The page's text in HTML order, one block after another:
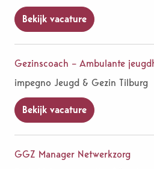
Bekijk vacature
Gezinscoach – Ambulante
impegno Jeugd & Gezin Tilburg
Bekijk vacature
GGZ Manager Netwerkzorg